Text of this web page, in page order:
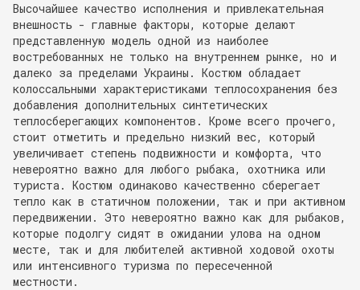
Высочайшее качество исполнения и привлекательная
внешность - главные факторы, которые делают
представленную модель одной из наиболее
востребованных не только на внутреннем рынке, но и
далеко за пределами Украины. Костюм обладает
колоссальными характеристиками теплосохранения без
добавления дополнительных синтетических
теплосберегающих компонентов. Кроме всего прочего,
стоит отметить и предельно низкий вес, который
увеличивает степень подвижности и комфорта, что
невероятно важно для любого рыбака, охотника или
туриста. Костюм одинаково качественно сберегает
тепло как в статичном положении, так и при активном
передвижении. Это невероятно важно как для рыбаков,
которые подолгу сидят в ожидании улова на одном
месте, так и для любителей активной ходовой охоты
или интенсивного туризма по пересеченной
местности.